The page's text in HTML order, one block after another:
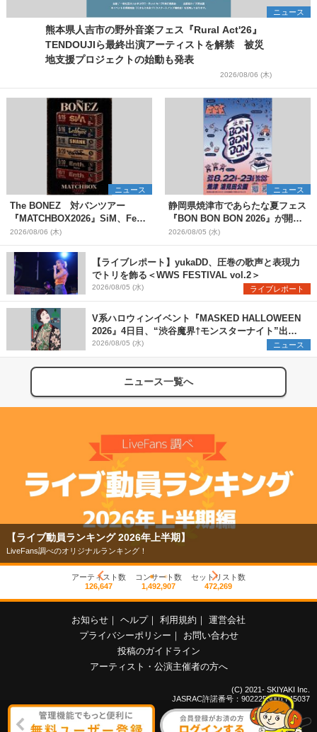
ニュース
熊本県人吉市の野外音楽フェス『Rural Act'26』
TENDOUJIら最終出演アーティストを解禁 被災
地支援プロジェクトの始動も発表
2026/08/06 (木)
ニュース
The BONEZ 対バンツアー
『MATCHBOX2026』SiM、Fear,
and Loathing in Las Vegasら対
バンアーティストを一斉解禁
2026/08/06 (木)
ニュース
静岡県焼津市であらたな夏フェス
『BON BON BON 2026』が開
催 音楽ライブ×盆踊り×DJ×屋台
グルメ×ランタンナイトで彩る2日
間
2026/08/05 (水)
【ライブレポート】yukaDD、圧巻の歌声と表現力
でトリを飾る＜WWS FESTIVAL vol.2＞
2026/08/05 (水) ライブレポート
V系ハロウィンイベント『MASKED HALLOWEEN
2026』4日目、“渋谷魔界†モンスターナイト”出演6
組を発表
2026/08/05 (水) ニュース
ニュース一覧へ
【ライブ動員ランキング 2026年上半期】
LiveFans調べのオリジナルランキング！
アーティスト数
126,647
コンサート数
1,492,907
セットリスト数
472,269
お知らせ ｜ ヘルプ｜ 利用規約 ｜ 運営会社
プライバシーポリシー ｜
お問い合わせ
投稿のガイドライン
アーティスト・公演主催者の方へ
(C) 2021- SKIYAKI Inc.
JASRAC許諾番号：9022255001Y45037